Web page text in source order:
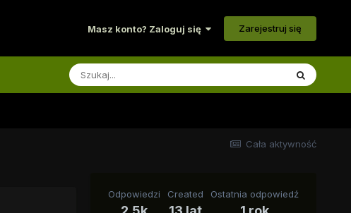
Masz konto? Zaloguj się Zarejestruj się
Cała aktywność
Odpowiedzi Created Ostatnia odpowiedź